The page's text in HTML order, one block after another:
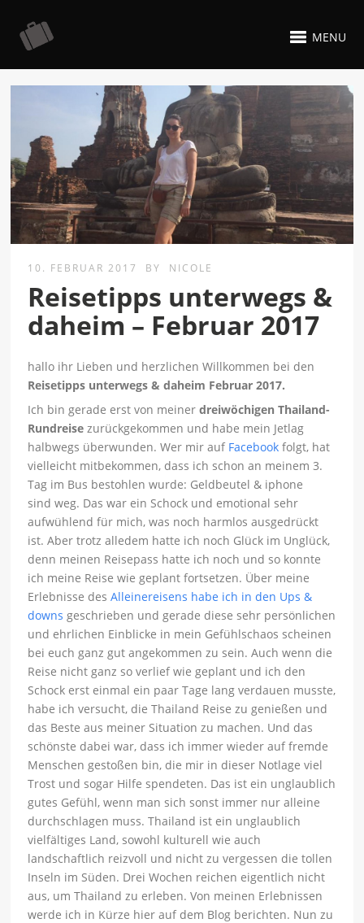
MENU
10. FEBRUAR 2017 BY NICOLE
Reisetipps unterwegs &
daheim – Februar 2017
hallo ihr Lieben und herzlichen Willkommen bei den
Reisetipps unterwegs & daheim Februar 2017.
Ich bin gerade erst von meinerdreiwöchigen Thailand-
Rundreise zurückgekommen und habe mein Jetlag
halbwegs überwunden. Wer mir auf Facebookfolgt, hat
vielleicht mitbekommen, dass ich schon an meinem 3.
Tag im Bus bestohlen wurde: Geldbeutel & iphone
sind weg. Das war ein Schock und emotional sehr
aufwühlend für mich, was noch harmlos ausgedrückt
ist. Aber trotz alledem hatte ich noch Glück im Unglück,
denn meinen Reisepass hatte ich noch und so konnte
ich meine Reise wie geplant fortsetzen. Über meine
Erlebnisse desAlleinereisens habe ich in den Ups &
downsgeschrieben und gerade diese sehr persönlichen
und ehrlichen Einblicke in mein Gefühlschaos scheinen
bei euch ganz gut angekommen zu sein. Auch wenn die
Reise nicht ganz so verlief wie geplant und ich den
Schock erst einmal ein paar Tage lang verdauen musste,
habe ich versucht, die Thailand Reise zu genießen und
das Beste aus meiner Situation zu machen. Und das
schönste dabei war, dass ich immer wieder auf fremde
Menschen gestoßen bin, die mir in dieser Notlage viel
Trost und sogar Hilfe spendeten. Das ist ein unglaublich
gutes Gefühl, wenn man sich sonst immer nur alleine
durchschlagen muss. Thailand ist ein unglaublich
vielfältiges Land, sowohl kulturell wie auch
landschaftlich reizvoll und nicht zu vergessen die tollen
Inseln im Süden. Drei Wochen reichen eigentlich nicht
aus, um Thailand zu erleben. Von meinen Erlebnissen
werde ich in Kürze hier auf dem Blog berichten. Nun zu